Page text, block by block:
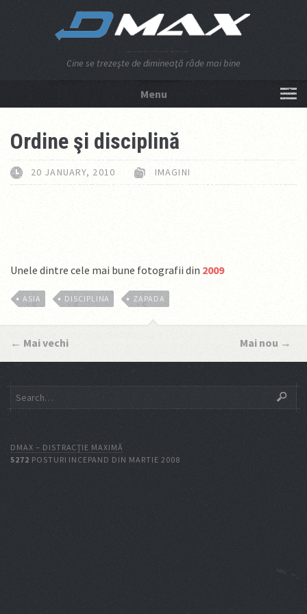
Cine se trezeşte de dimineaţă râde mai bine
Menu
Ordine şi disciplină
20 JANUARY, 2010 IMAGINI
Unele dintre cele mai bune fotografii din 2009
ASIA DISCIPLINA ZAPADA
← Mai vechi Mai nou →
DMAX – DISTRACŢIE MAXIMĂ
5272 POSTURI INCEPAND DIN MARTIE 2008